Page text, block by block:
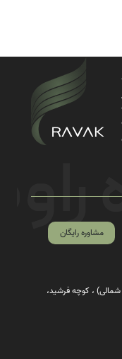
مشاوره رایگان
شمالی) ، کوچه فرشید،